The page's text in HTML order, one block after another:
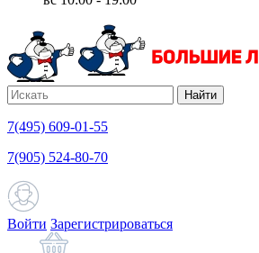
Найти
7(495) 609-01-55
7(905) 524-80-70
Войти Зарегистрироваться